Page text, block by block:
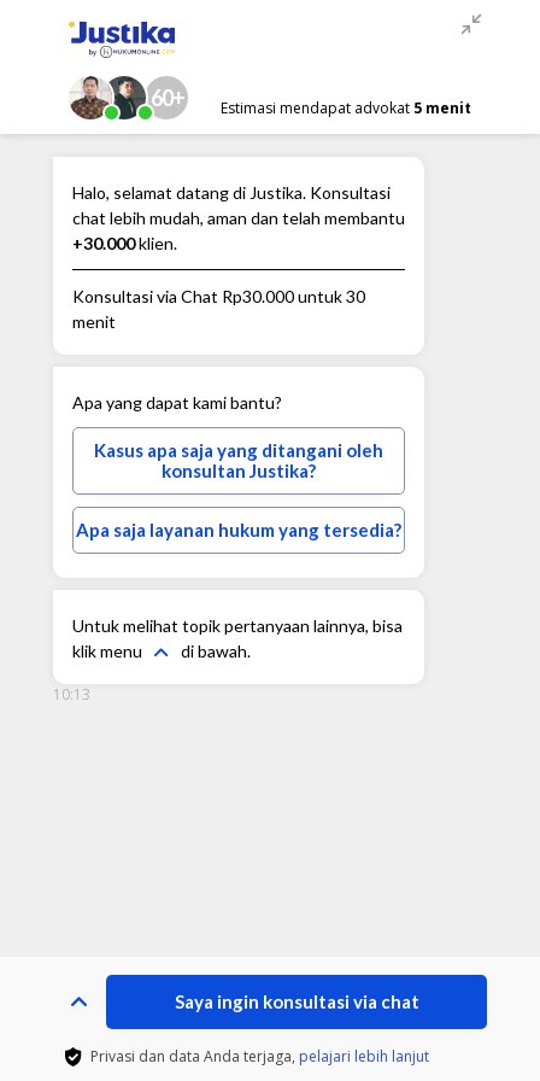
60+ Estimasi mendapat advokat 5 menit
Halo, selamat datang di Justika. Konsultasi
chat lebih mudah, aman dan telah membantu
+30.000klien.
Konsultasi via Chat Rp30.000untuk 30
menit
Apa yang dapat kami bantu?
Kasus apa saja yang ditangani oleh
konsultan Justika?
Apa saja layanan hukum yang tersedia?
Untuk melihat topik pertanyaan lainnya, bisa
klik menu
di bawah.
10:13
Saya ingin konsultasi via chat
Privasi dan data Anda terjaga, pelajari lebih lanjut